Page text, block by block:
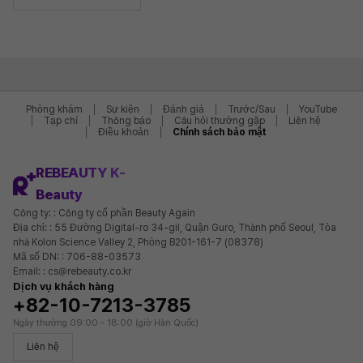
Phòng khám Sự kiện Đánh giá Trước/Sau
YouTube
Tạp chí
Thông báo Câu hỏi thường gặp
Liên hệ
Điều khoản
Chính sách bảo mật
REBEAUTY K-
Beauty
Công ty: : Công ty cổ phần Beauty Again
Địa chỉ: : 55 Đường Digital-ro 34-gil, Quận Guro, Thành phố Seoul, Tòa
nhà Kolon Science Valley 2, Phòng B201-161-7 (08378)
Mã số DN: : 706-88-03573
Email: : cs@rebeauty.co.kr
Dịch vụ khách hàng
+82-10-7213-3785
Ngày thường 09:00 - 18:00 (giờ Hàn Quốc)
Liên hệ